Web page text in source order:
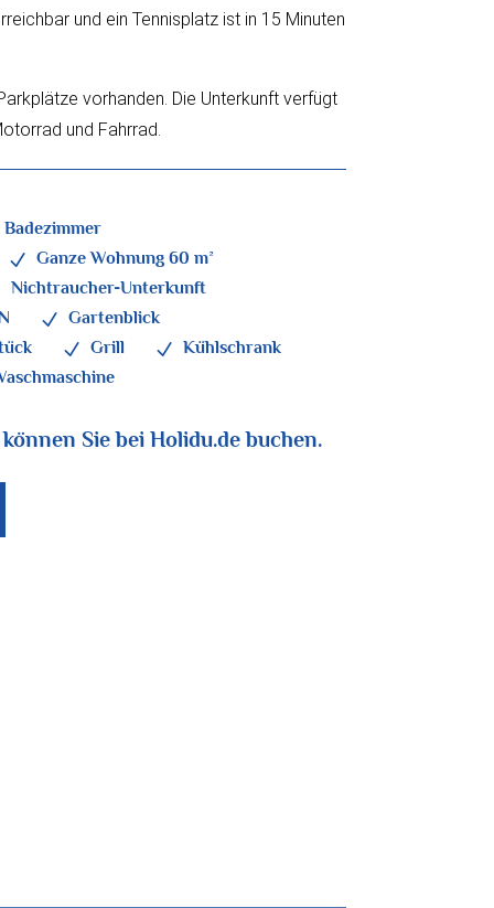
und ein Tennisplatz ist in 15 Minuten
vorhanden. Die Unterkunft verfügt
und Fahrrad.
Badezimmer
N Ganze Wohnung 60 m²
Nichtraucher-Unterkunft
N Gartenblick
N Grill N Kühlschrank
Sie bei Holidu.de buchen.